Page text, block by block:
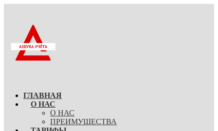
ГЛАВНАЯ
О НАС
О НАС
ПРЕИМУЩЕСТВА